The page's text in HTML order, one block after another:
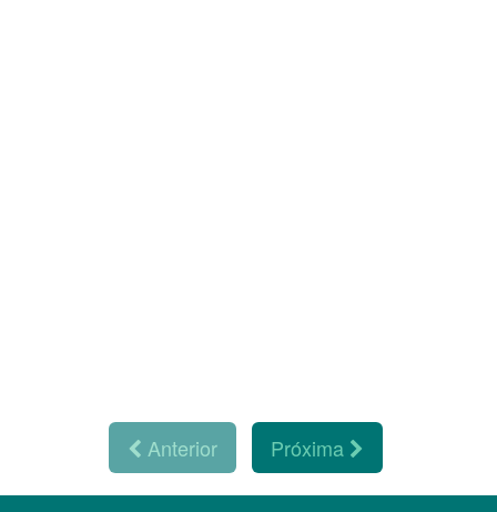
Anterior Próxima